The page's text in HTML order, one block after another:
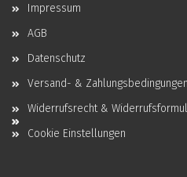
Impressum
AGB
Datenschutz
Versand- & Zahlungsbedingungen
Widerrufsrecht &
Cookie Einstellungen